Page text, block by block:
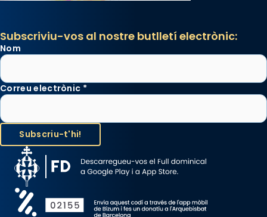
Subscriviu-vos al nostre butlletí electrònic:
Nom
Correu electrònic *